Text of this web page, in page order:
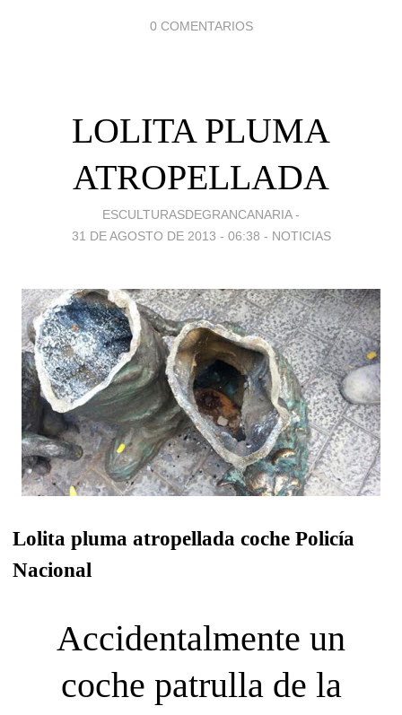
0 COMENTARIOS
LOLITA PLUMA
ATROPELLADA
ESCULTURASDEGRANCANARIA -
31 DE AGOSTO DE 2013 - 06:38 - NOTICIAS
Lolita pluma atropellada coche Policía
Nacional
Accidentalmente un
coche patrulla de la